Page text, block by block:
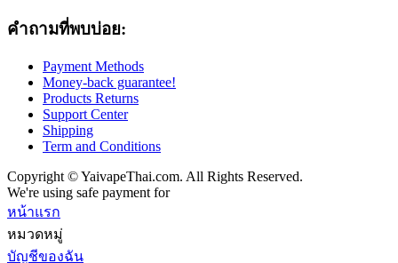
คำถามที่พบบ่อย:
Payment Methods
Money-back guarantee!
Products Returns
Support Center
Shipping
Term and Conditions
Copyright © YaivapeThai.com. All Rights Reserved.
We're using safe payment for
หน้าแรก
หมวดหมู่
บัญชีของฉัน